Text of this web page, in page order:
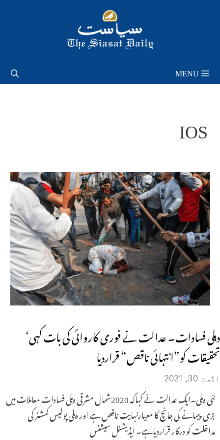
MENU
IOS
دہلی فسادات۔ عدالت نے فوری کاروائی کی بات کہی‘
تحقیقات کو”انتہائی ناقص“ قراردیا
اگست 30, 2021
نئی دہلی۔ایک عدالت نے کہاکہ 2020شمال مشرقی دہلی فسادات معاملات میں
بڑی پیمانے کی جانچ کا معیارنہایت ناقص ہے اور دہلی پولیس کمشنر کی
مداخلت کو درکار قراردیاہے۔ ایڈیشنل سیشنس